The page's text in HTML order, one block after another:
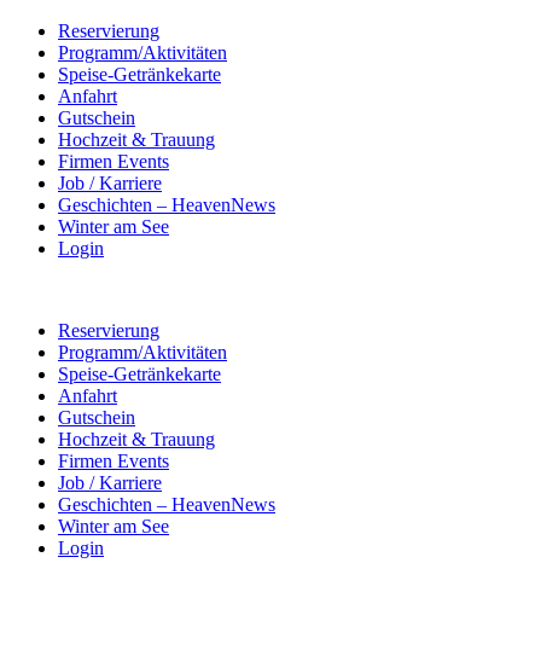
Reservierung
Programm/Aktivitäten
Speise-Getränkekarte
Anfahrt
Gutschein
Hochzeit & Trauung
Firmen Events
Job / Karriere
Geschichten – HeavenNews
Winter am See
Login
Reservierung
Programm/Aktivitäten
Speise-Getränkekarte
Anfahrt
Gutschein
Hochzeit & Trauung
Firmen Events
Job / Karriere
Geschichten – HeavenNews
Winter am See
Login